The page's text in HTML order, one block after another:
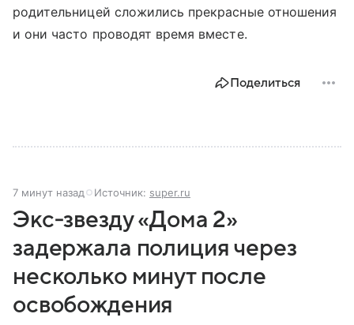
родительницей сложились прекрасные отношения
и они часто проводят время вместе.
Поделиться
7 минут назад Источник: super.ru
Экс‑звезду «Дома 2»
задержала полиция через
несколько минут после
освобождения